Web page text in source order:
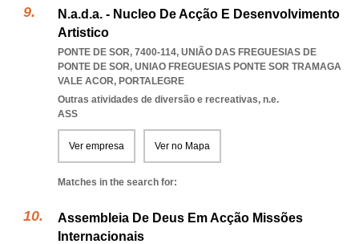
N.a.d.a. - Nucleo De Acção E Desenvolvimento
Artistico
PONTE DE SOR, 7400-114, UNIÃO DAS FREGUESIAS DE
PONTE DE SOR, UNIAO FREGUESIAS PONTE SOR TRAMAGA
VALE ACOR, PORTALEGRE
Outras atividades de diversão e recreativas, n.e.
ASS
Ver empresa Ver no Mapa
Matches in the search for:
Assembleia De Deus Em Acção Missões
Internacionais